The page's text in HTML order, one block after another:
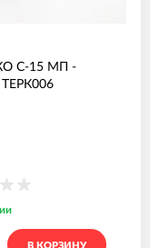
С-15 МП -
ТЕРК006
В КОРЗИНУ